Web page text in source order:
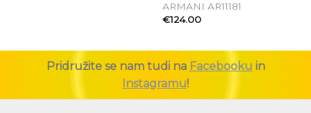
ARMANI AR11181
€124.00
Pridružite se nam tudi na Facebooku in
Instagramu!